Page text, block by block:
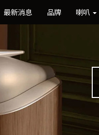
最新消息 品牌 喇叭